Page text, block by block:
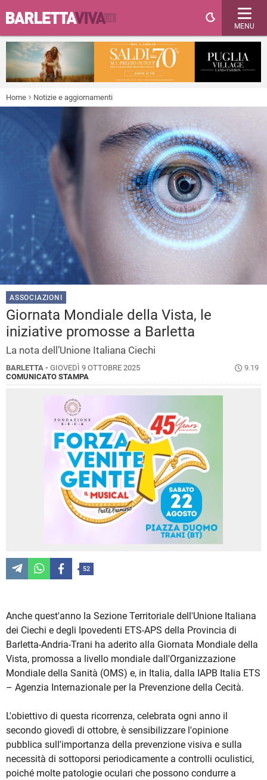
MENU
Home Notizie e aggiornamenti
ASSOCIAZIONI
Giornata Mondiale della Vista, le
iniziative promosse a Barletta
La nota dell’Unione Italiana Ciechi
BARLETTA - GIOVEDÌ 9 OTTOBRE 2025
9.19
COMUNICATO STAMPA
52
Anche quest'anno la Sezione Territoriale dell'Unione Italiana
dei Ciechi e degli Ipovedenti ETS-APS della Provincia di
Barletta-Andria-Trani ha aderito alla Giornata Mondiale della
Vista, promossa a livello mondiale dall'Organizzazione
Mondiale della Sanità (OMS) e, in Italia, dalla IAPB Italia ETS
– Agenzia Internazionale per la Prevenzione della Cecità.
L'obiettivo di questa ricorrenza, celebrata ogni anno il
secondo giovedì di ottobre, è sensibilizzare l'opinione
pubblica sull'importanza della prevenzione visiva e sulla
necessità di sottoporsi periodicamente a controlli oculistici,
poiché molte patologie oculari che possono condurre a